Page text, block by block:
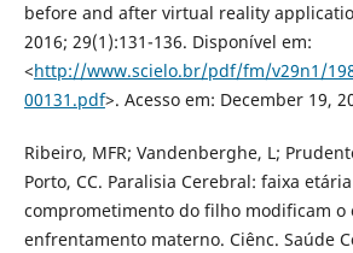
before and after virtual reality
2016; 29(1):131-136. Disponível em:
<http://www.scielo.br/pdf/fm/v29n1/
00131.pdf>. Acesso em: December 19,
Ribeiro, MFR; Vandenberghe, L;
Porto, CC. Paralisia Cerebral: faixa
comprometimento do filho modificam o
enfrentamento materno. Ciênc. Saúde